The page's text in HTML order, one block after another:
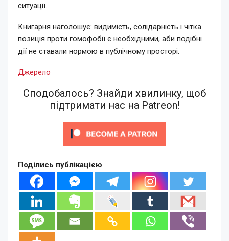
ситуації.
Книгарня наголошує: видимість, солідарність і чітка
позиція проти гомофобії є необхідними, аби подібні
дії не ставали нормою в публічному просторі.
Джерело
Сподобалось? Знайди хвилинку, щоб
підтримати нас на Patreon!
Поділись публікацією